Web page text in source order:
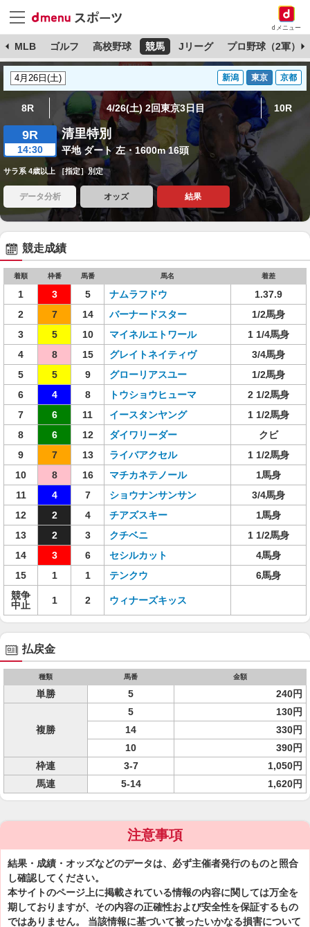
dメニュー
MLB ゴルフ 高校野球 競馬 Jリーグ プロ野球（2軍）
新潟 東京 京都
8R 4/26(土) 2回東京3日目 10R
9R
14:30
清里特別
平地 ダート 左・1600m 16頭
サラ系 4歳以上 ［指定］別定
データ分析 オッズ 結果
競走成績
着順 枠番 馬番 馬名 着差
1 3 5 ナムラフドウ
1.37.9
2
7 14 バーナードスター
1/2馬身
3
5 10 マイネルエトワール
1 1/4馬身
4
8 15 グレイトネイティヴ
3/4馬身
5
5 9 グローリアスユー
1/2馬身
6
4 8 トウショウヒューマ
2 1/2馬身
7
6 11 イースタンヤング
1 1/2馬身
8
6 12 ダイワリーダー
クビ
9
7 13 ライバアクセル
1 1/2馬身
10
8 16 マチカネテノール
1馬身
11
4 7 ショウナンサンサン
3/4馬身
12
2 4 チアズスキー
1馬身
13
2 3 クチベニ
1 1/2馬身
14
3 6 セシルカット
4馬身
15
1 1 テンクウ
6馬身
競争
中止
1 2 ウィナーズキッス
払戻金
種類 馬番 金額
単勝 5 240円
複勝
5
130円
14
330円
10
390円
枠連
3-7
1,050円
馬連
5-14 1,620円
注意事項
結果・成績・オッズなどのデータは、必ず主催者発行のものと照合
し確認してください。
本サイトのページ上に掲載されている情報の内容に関しては万全を
期しておりますが、その内容の正確性および安全性を保証するもの
ではありません。 当該情報に基づいて被ったいかなる損害について